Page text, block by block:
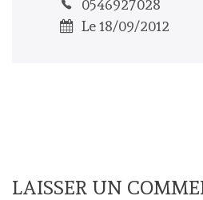
0546927028
Le 18/09/2012
LAISSER UN